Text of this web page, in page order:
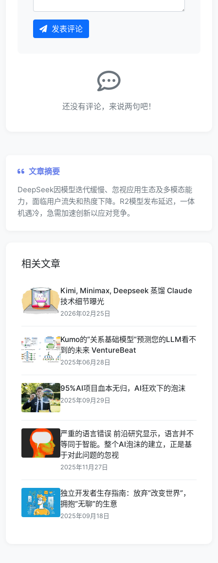
发表评论
还没有评论，来说两句吧！
文章摘要
DeepSeek因模型迭代缓慢、忽视应用生态及多模态能
力，面临用户流失和热度下降。R2模型发布延迟，一体
机遇冷，急需加速创新以应对竞争。
相关文章
Kimi, Minimax, Deepseek 蒸馏 Claude
技术细节曝光
2026年02月25日
Kumo的“关系基础模型”预测您的LLM看不
到的未来 VentureBeat
2025年06月28日
95%AI项目血本无归，AI狂欢下的泡沫
2025年09月29日
严重的语言错误 前沿研究显示，语言并不
等同于智能。整个AI泡沫的建立，正是基
于对此问题的忽视
2025年11月27日
独立开发者生存指南：放弃“改变世界”，
拥抱“无聊”的生意
2025年09月18日